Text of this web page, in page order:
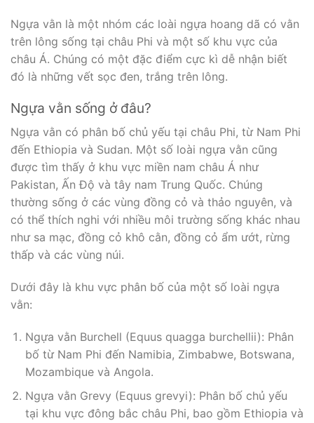
Ngựa vằn là một nhóm các loài ngựa hoang dã có vằn
trên lông sống tại châu Phi và một số khu vực của
châu Á. Chúng có một đặc điểm cực kì dễ nhận biết
đó là những vết sọc đen, trắng trên lông.
Ngựa vằn sống ở đâu?
Ngựa vằn có phân bố chủ yếu tại châu Phi, từ Nam Phi
đến Ethiopia và Sudan. Một số loài ngựa vằn cũng
được tìm thấy ở khu vực miền nam châu Á như
Pakistan, Ấn Độ và tây nam Trung Quốc. Chúng
thường sống ở các vùng đồng cỏ và thảo nguyên, và
có thể thích nghi với nhiều môi trường sống khác nhau
như sa mạc, đồng cỏ khô cằn, đồng cỏ ẩm ướt, rừng
thấp và các vùng núi.
Dưới đây là khu vực phân bố của một số loài ngựa
vằn:
Ngựa vằn Burchell (Equus quagga burchellii): Phân
bố từ Nam Phi đến Namibia, Zimbabwe, Botswana,
Mozambique và Angola.
Ngựa vằn Grevy (Equus grevyi): Phân bố chủ yếu
tại khu vực đông bắc châu Phi, bao gồm Ethiopia và